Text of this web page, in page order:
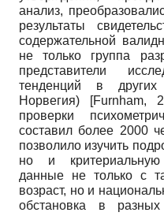
анализ,
результаты
содержательной
не только группа
представители
тенденций в
Норвегия)
[Furnham,
проверки
составил более 2000
позволило изучить
но и критериальную
данные не только с
возраст, но и
обстановка в разных